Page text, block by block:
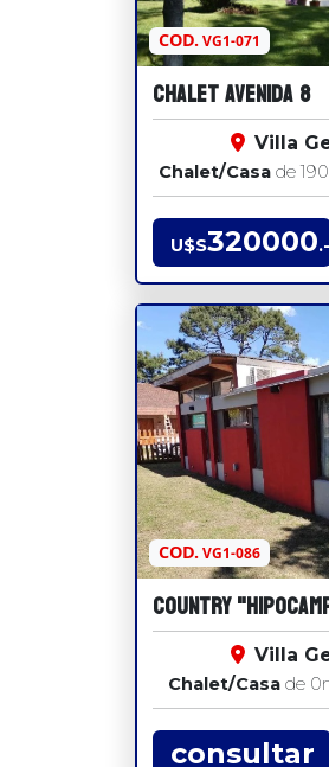
COD.VG1-071
Chalet Avenida 8
Villa
Chalet/Casa de 190
U$S320000.-
COD.VG1-086
COUNTRY
Villa
Chalet/Casade 0
consultar